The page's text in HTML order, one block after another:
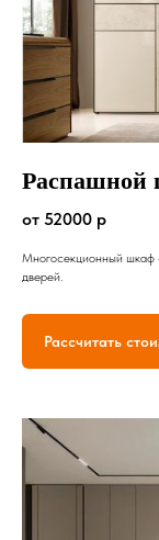
от 52000 р
Многосекционный шкаф
дверей.
Рассчитать